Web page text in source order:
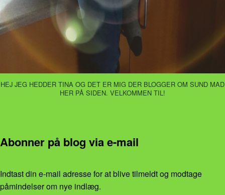
HEJ JEG HEDDER TINA OG DET ER MIG DER BLOGGER OM SUND MAD
HER PÅ SIDEN. VELKOMMEN TIL!
Abonner på blog via e-mail
Indtast din e-mail adresse for at blive tilmeldt og modtage
påmindelser om nye indlæg.